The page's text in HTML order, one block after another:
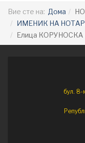
Вие сте на: Дома
ИМЕНИК НА
Елица
бул. 8-